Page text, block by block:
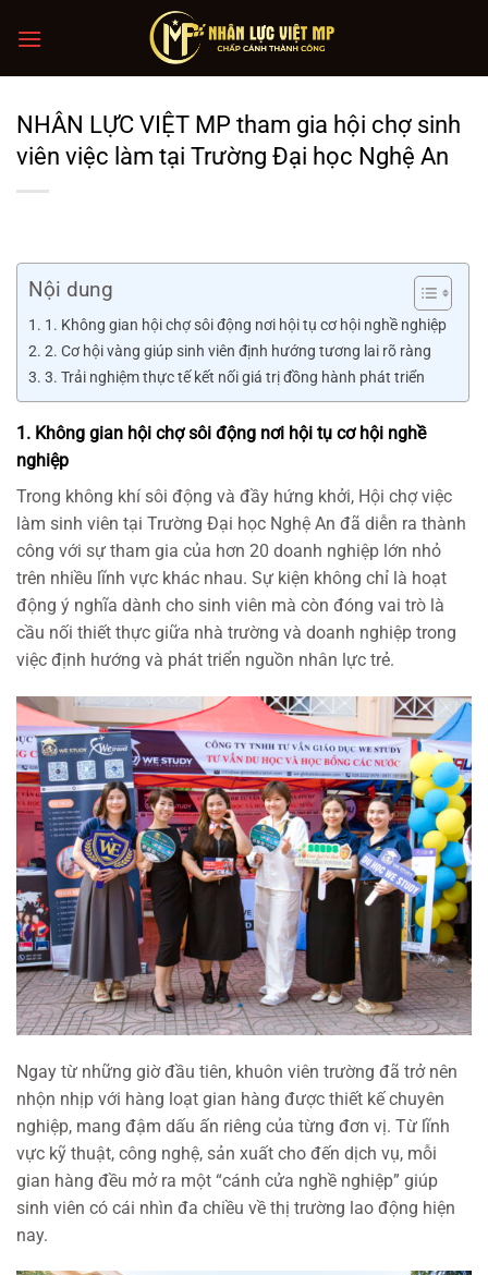
đến
NHÂN LỰC VIỆT MP tham gia hội chợ sinh
viên việc làm tại Trường Đại học Nghệ An
Nội dung
1. Không gian hội chợ sôi động nơi hội tụ cơ hội nghề nghiệp
2. Cơ hội vàng giúp sinh viên định hướng tương lai rõ ràng
3. Trải nghiệm thực tế kết nối giá trị đồng hành phát triển
1. Không gian hội chợ sôi động nơi hội tụ cơ hội nghề
nghiệp
Trong không khí sôi động và đầy hứng khởi, Hội chợ việc
làm sinh viên tại Trường Đại học Nghệ An đã diễn ra thành
công với sự tham gia của hơn 20 doanh nghiệp lớn nhỏ
trên nhiều lĩnh vực khác nhau. Sự kiện không chỉ là hoạt
động ý nghĩa dành cho sinh viên mà còn đóng vai trò là
cầu nối thiết thực giữa nhà trường và doanh nghiệp trong
việc định hướng và phát triển nguồn nhân lực trẻ.
Ngay từ những giờ đầu tiên, khuôn viên trường đã trở nên
nhộn nhịp với hàng loạt gian hàng được thiết kế chuyên
nghiệp, mang đậm dấu ấn riêng của từng đơn vị. Từ lĩnh
vực kỹ thuật, công nghệ, sản xuất cho đến dịch vụ, mỗi
gian hàng đều mở ra một “cánh cửa nghề nghiệp” giúp
sinh viên có cái nhìn đa chiều về thị trường lao động hiện
nay.